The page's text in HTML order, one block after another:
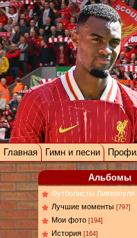
Главная Гимн и песни
Альбомы
Футболисты Ливерпуля
Лучшие моменты [797]
Мои фото [194]
История [164]